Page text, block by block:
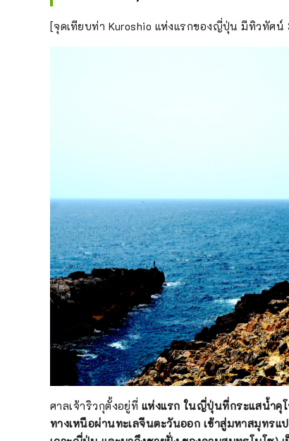
[จุดเทียบท่า Kuroshio แห่งแรกของญี่ปุ่น มีทิวทัศ
ศาลเจ้าริวกุตั้งอยู่ที่ แห่งแรก ในญี่ปุ่นที่กระแสน้ำคุ
ทางเหนือผ่านทะเลจีนตะวันออก เข้าสู่มหาสมุทร